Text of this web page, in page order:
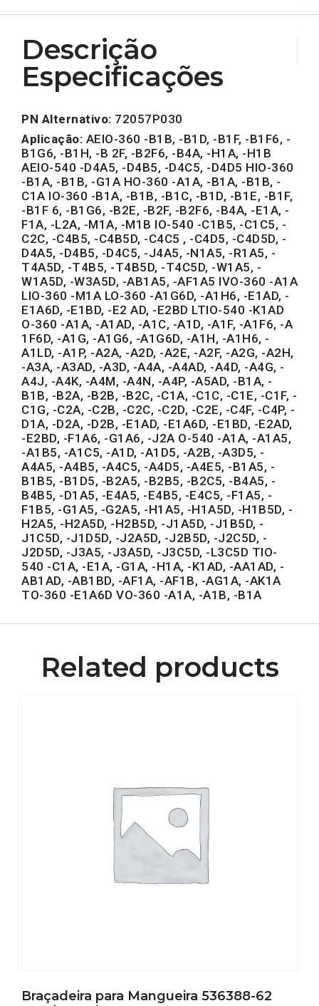
Descrição
Especificações
PN Alternativo: 72057P030
Aplicação: AEIO-360 -B1B, -B1D, -B1F, -B1F6, -
B1G6, -B1H, -B 2F, -B2F6, -B4A, -H1A, -H1B
AEIO-540 -D4A5, -D4B5, -D4C5, -D4D5 HIO-360
-B1A, -B1B, -G1A HO-360 -A1A, -B1A, -B1B, -
C1A IO-360 -B1A, -B1B, -B1C, -B1D, -B1E, -B1F,
-B1F 6, -B1G6, -B2E, -B2F, -B2F6, -B4A, -E1A, -
F1A, -L2A, -M1A, -M1B IO-540 -C1B5, -C1C5, -
C2C, -C4B5, -C4B5D, -C4C5 , -C4D5, -C4D5D, -
D4A5, -D4B5, -D4C5, -J4A5, -N1A5, -R1A5, -
T4A5D, -T4B5, -T4B5D, -T4C5D, -W1A5, -
W1A5D, -W3A5D, -AB1A5, -AF1A5 IVO-360 -A1A
LIO-360 -M1A LO-360 -A1G6D, -A1H6, -E1AD, -
E1A6D, -E1BD, -E2 AD, -E2BD LTIO-540 -K1AD
O-360 -A1A, -A1AD, -A1C, -A1D, -A1F, -A1F6, -A
1F6D, -A1G, -A1G6, -A1G6D, -A1H, -A1H6, -
A1LD, -A1P, -A2A, -A2D, -A2E, -A2F, -A2G, -A2H,
-A3A, -A3AD, -A3D, -A4A, -A4AD, -A4D, -A4G, -
A4J, -A4K, -A4M, -A4N, -A4P, -A5AD, -B1A, -
B1B, -B2A, -B2B, -B2C, -C1A, -C1C, -C1E, -C1F, -
C1G, -C2A, -C2B, -C2C, -C2D, -C2E, -C4F, -C4P, -
D1A, -D2A, -D2B, -E1AD, -E1A6D, -E1BD, -E2AD,
-E2BD, -F1A6, -G1A6, -J2A O-540 -A1A, -A1A5,
-A1B5, -A1C5, -A1D, -A1D5, -A2B, -A3D5, -
A4A5, -A4B5, -A4C5, -A4D5, -A4E5, -B1A5, -
B1B5, -B1D5, -B2A5, -B2B5, -B2C5, -B4A5, -
B4B5, -D1A5, -E4A5, -E4B5, -E4C5, -F1A5, -
F1B5, -G1A5, -G2A5, -H1A5, -H1A5D, -H1B5D, -
H2A5, -H2A5D, -H2B5D, -J1A5D, -J1B5D, -
J1C5D, -J1D5D, -J2A5D, -J2B5D, -J2C5D, -
J2D5D, -J3A5, -J3A5D, -J3C5D, -L3C5D TIO-
540 -C1A, -E1A, -G1A, -H1A, -K1AD, -AA1AD, -
AB1AD, -AB1BD, -AF1A, -AF1B, -AG1A, -AK1A
TO-360 -E1A6D VO-360 -A1A, -A1B, -B1A
Related products
Braçadeira para Mangueira 536388-62